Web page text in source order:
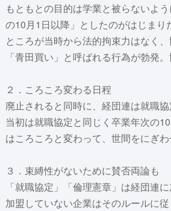
もともとの目的は学業と被らないよ
の10月1日以降」としたのがはじまり
ところが当時から法的拘束力はなく
「青田買い」と呼ばれる行為が勃発
２．ころころ変わる日程
廃止されると同時に、経団連は就職
当初は就職協定と同じく卒業年次の
はころころと変わって、世間をにぎわ
３．束縛性がないために賛否両論も
「就職協定」「倫理憲章」は経団連
加盟していない企業はそのルールに従